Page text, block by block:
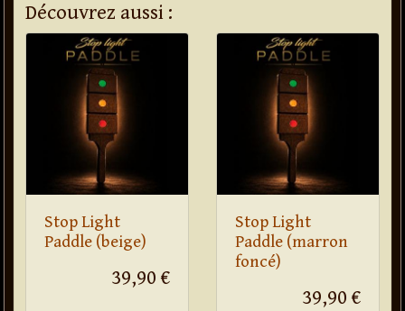
Découvrez aussi :
Stop Light
Paddle (beige)
39,90 €
Stop Light
Paddle (marron
foncé)
39,90 €